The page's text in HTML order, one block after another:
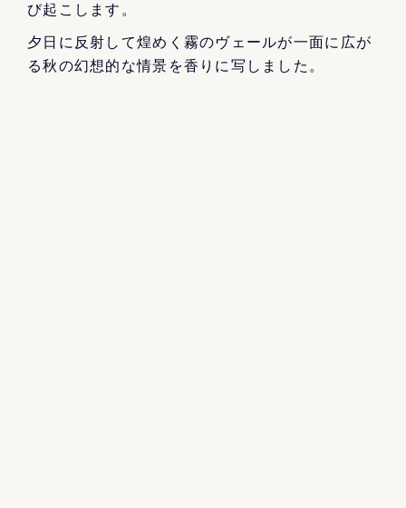
び起こします。
夕日に反射して煌めく霧のヴェールが一面に広が
る秋の幻想的な情景を香りに写しました。